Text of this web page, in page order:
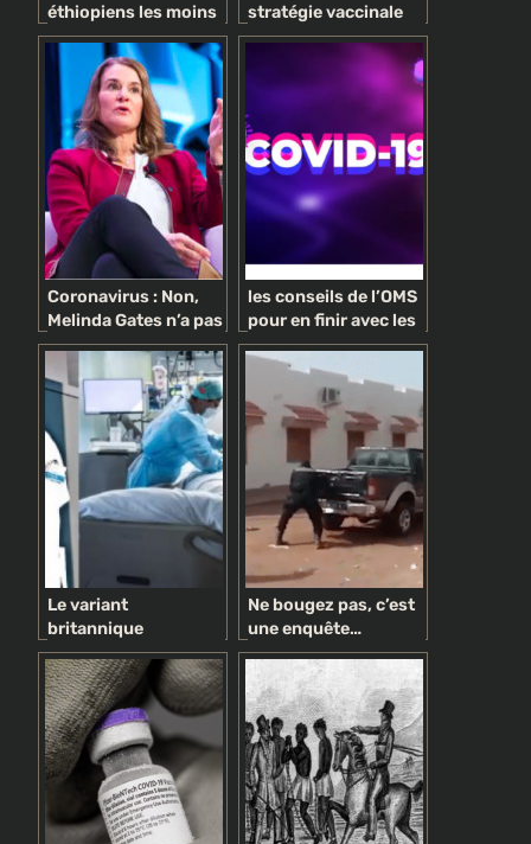
éthiopiens les moins
bien payés au monde
stratégie vaccinale
en ordre dispersé
Coronavirus : Non,
Melinda Gates n’a pas
annoncé que son
mari Bill préparait un
vaccin « pour
détruire les Africains
»
les conseils de l’OMS
pour en finir avec les
idées reçues sur le
Coronavirus
Le variant
britannique
n’épargne personne:
“La troisième vague
pourrait être la plus
grave”
Ne bougez pas, c’est
une enquête…
politique !